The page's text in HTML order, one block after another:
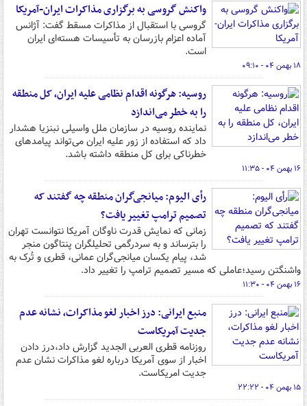
واکنش گروسی به برگزاری مذاکرات ایران-آمریکا
گروسی با استقبال از مذاکرات مسقط گفت: آژانس
آماده اعزام بازرسان به تأسیسات هسته‌ای ایران
است.
۱۸ بهمن ۰۴ - ۰۹:۱۰
روسیه: هرگونه اقدام نظامی علیه ایران، کل منطقه
را به خطر می‌اندازد
نماینده روسیه در سازمان ملل واسیلی نبنزیا هشدار
داد که استفاده از زور علیه ایران می‌تواند پیامدهای
خطرناکی برای کل منطقه داشته باشد.
۱۶ بهمن ۰۴ - ۱۱:۳۵
رأی الیوم: میانجی‌گران منطقه چه گفتند که
تصمیم ترامپ تغییر یافت؟
زمانی که نمایش قدرت ناوگان آمریکا نتوانست تهران
را بترساند و به سردرگمی تحلیلگران پنتاگون منجر
شد، پیام یکسان میانجی‌گران عمانی، قطری و تُرک به
واشنگتن رسید؛عاملی که مسیر تصمیم ترامپ را تغییر داد.
۱۶ بهمن ۰۴ - ۱۱:۳۰
منبع ایرانی: درز اخبار لغو مذاکرات، نشانه عدم
جدیت آمریکاست
روزنامه قطری العربی الجدید گزارش داد،درز دادن
اخبار از سوی آمریکا درباره لغو مذاکرات نشان عدم
جدیت امریکاست.
۱۵ بهمن ۰۴ - ۲۲:۲۲